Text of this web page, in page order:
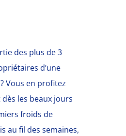
des plus de 3
d’une
Vous en profitez
les beaux jours
froids de
au fil des semaines,